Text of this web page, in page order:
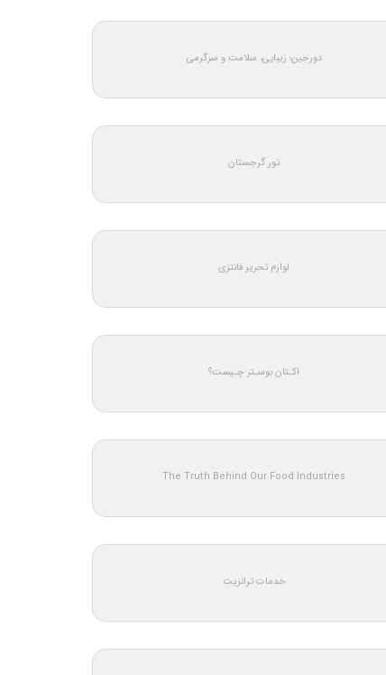
دورجین؛ زیبایی، سلامت و سرگرمی
تور گرجستان
لوازم تحریر فانتزی
اکـتان بوسـتر چـیست؟
The Truth Behind Our Food Industries
خدمات ترانزیت